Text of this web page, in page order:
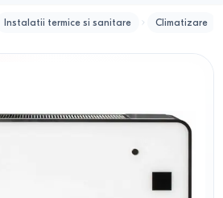
Instalatii termice si sanitare Climatizare